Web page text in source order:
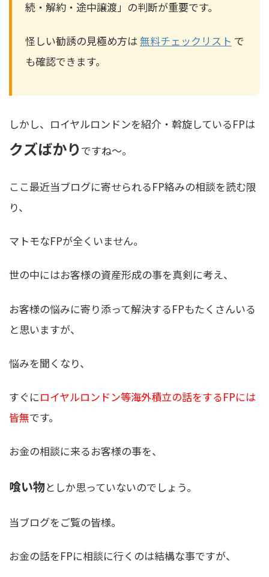
続・解約・途中譲渡」の判断が重要です。
怪しい勧誘の見極め方は無料チェックリスト で
も確認できます。
しかし、ロイヤルロンドンを紹介・斡旋しているFPは
クズばかり ですね〜。
ここ最近当ブログに寄せられるFP絡みの相談を読む限
り、
マトモなFPが全くいません。
世の中にはお客様の資産形成の事を真剣に考え、
お客様の悩みに寄り添って解決するFPもたくさんいる
と思いますが、
悩みを聞くなり、
すぐにロイヤルロンドン等海外積立の話をするFPには
皆無です。
お金の相談に来るお客様の事を、
喰い物としか思っていないのでしょう。
当ブログをご覧の皆様。
お金の話をFPに相談に行くのは結構な事ですが、